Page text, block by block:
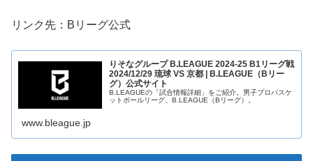
リンク先：Bリーグ公式
りそなグループ B.LEAGUE 2024-25 B1リーグ戦
2024/12/29 琉球 VS 京都 | B.LEAGUE（Bリー
グ）公式サイト
B.LEAGUEの「試合情報詳細」をご紹介。男子プロバスケ
ットボールリーグ、B.LEAGUE（Bリーグ）。
www.bleague.jp